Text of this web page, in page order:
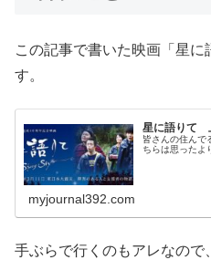
この記事で書いた映画「星に
す。
星に語りて
皆さんの住んで
ちらは思ったよ
myjournal392.com
手ぶらで行くのもアレなので